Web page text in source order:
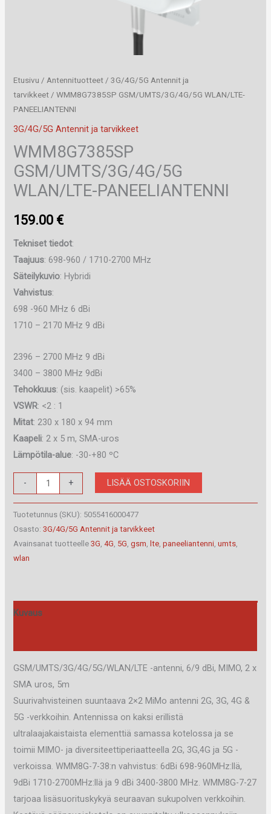
Etusivu / Antennituotteet /3G/4G/5G Antennit ja
tarvikkeet / WMM8G7385SP GSM/UMTS/3G/4G/5G WLAN/LTE-
PANEELIANTENNI
3G/4G/5G Antennit ja tarvikkeet
WMM8G7385SP
GSM/UMTS/3G/4G/5G
WLAN/LTE-PANEELIANTENNI
159.00 €
Tekniset tiedot:
Taajuus: 698-960 / 1710-2700 MHz
Säteilykuvio: Hybridi
Vahvistus:
698 -960 MHz 6 dBi
1710 – 2170 MHz 9 dBi
2396 – 2700 MHz 9 dBi
3400 – 3800 MHz 9dBi
Tehokkuus: (sis. kaapelit) >65%
VSWR: <2 : 1
Mitat: 230 x 180 x 94 mm
Kaapeli: 2 x 5 m, SMA-uros
Lämpötila-alue: -30-+80 ºC
-
WMM8G7385SP
GSM/UMTS/3G/4G/5G
WLAN/LTE-
PANEELIANTENNI
määrä
+ LISÄÄ OSTOSKORIIN
Tuotetunnus (SKU): 5055416000477
Osasto:3G/4G/5G Antennit ja tarvikkeet
Avainsanat tuotteelle3G ,4G 5G ,gsm lte ,paneeliantenni ,umts
wlan
Kuvaus
GSM/UMTS/3G/4G/5G/WLAN/LTE -antenni, 6/9 dBi, MIMO, 2 x
SMA uros, 5m
Suurivahvisteinen suuntaava 2×2 MiMo antenni 2G, 3G, 4G &
5G -verkkoihin. Antennissa on kaksi erillistä
ultralaajakaistaista elementtiä samassa kotelossa ja se
toimii MIMO- ja diversiteettiperiaatteella 2G, 3G,4G ja 5G -
verkoissa. WMM8G-7-38:n vahvistus: 6dBi 698-960MHz:llä,
9dBi 1710-2700MHz:llä ja 9 dBi 3400-3800 MHz. WMM8G-7-27
tarjoaa lisäsuorituskykyä seuraavan sukupolven verkkoihin.